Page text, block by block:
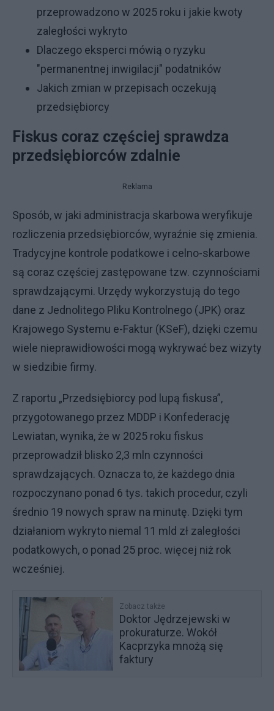
przeprowadzono w 2025 roku i jakie kwoty
zaległości wykryto
Dlaczego eksperci mówią o ryzyku
"permanentnej inwigilacji" podatników
Jakich zmian w przepisach oczekują
przedsiębiorcy
Fiskus coraz częściej sprawdza
przedsiębiorców zdalnie
Reklama
Sposób, w jaki administracja skarbowa weryfikuje
rozliczenia przedsiębiorców, wyraźnie się zmienia.
Tradycyjne kontrole podatkowe i celno-skarbowe
są coraz częściej zastępowane tzw. czynnościami
sprawdzającymi. Urzędy wykorzystują do tego
dane z Jednolitego Pliku Kontrolnego (JPK) oraz
Krajowego Systemu e-Faktur (KSeF), dzięki czemu
wiele nieprawidłowości mogą wykrywać bez wizyty
w siedzibie firmy.
Z raportu „Przedsiębiorcy pod lupą fiskusa”,
przygotowanego przez MDDP i Konfederację
Lewiatan, wynika, że w 2025 roku fiskus
przeprowadził blisko 2,3 mln czynności
sprawdzających. Oznacza to, że każdego dnia
rozpoczynano ponad 6 tys. takich procedur, czyli
średnio 19 nowych spraw na minutę. Dzięki tym
działaniom wykryto niemal 11 mld zł zaległości
podatkowych, o ponad 25 proc. więcej niż rok
wcześniej.
Zobacz także
Doktor Jędrzejewski w
prokuraturze. Wokół
Kacprzyka mnożą się
faktury